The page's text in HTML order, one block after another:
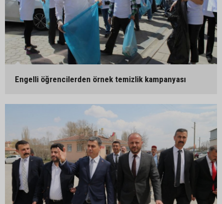
Engelli öğrencilerden örnek temizlik kampanyası